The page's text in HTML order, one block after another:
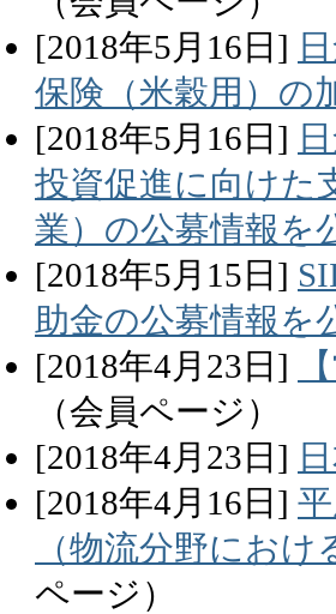
[2018年5月 16 日]
保険（米穀用）の
[2018年5月 16 日]
投資促進に向けた
業）の公募情報を
[2018年5月 15 日]
助金の公募情報を
[2018年4月 23 日]
（会員ページ）
[2018年4月 23 日]
[2018年4月 16 日]
（物流分野にお
ページ）